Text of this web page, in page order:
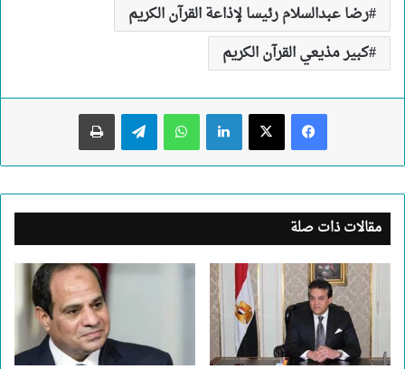
رضا عبدالسلام رئيسا لإذاعة القرآن الكريم
كبير مذيعي القرآن الكريم
لينكدإن واتساب تيلقرام طباعة
مقالات ذات صلة